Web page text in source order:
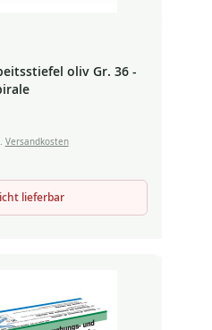
oliv Gr. 36 -
Versandkosten
lieferbar